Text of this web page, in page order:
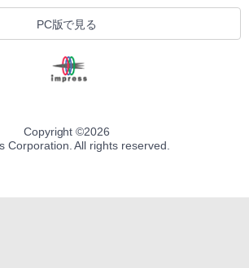
PC版で見る
Copyright ©2026
Corporation. All rights reserved.